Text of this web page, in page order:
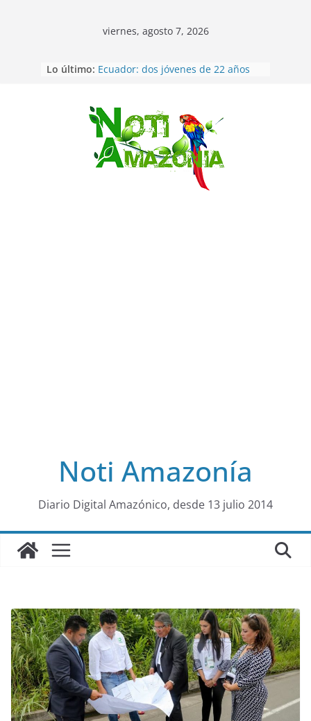
Saltar
al
viernes, agosto 7, 2026
Lo último: Ecuador: dos jóvenes de 22 años
Sentencian a 34 años de prisión a
implicados en caso de Alison,
oriunda de Tena
Vozinha, el arquero sensación de
cabo Verde, ya llegó para
incorporarse a Colo Colo de Chile
Pastaza: la parroquia Diez de
Noti Amazonía
Diario Digital Amazónico, desde 13 julio 2014